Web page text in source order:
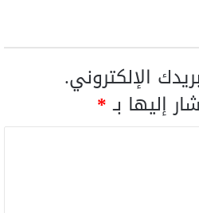
الإلكتروني.
إليها بـ*